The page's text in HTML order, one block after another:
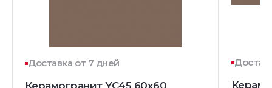
Доставка от 7 дней
Керамогранит YC45 60x60